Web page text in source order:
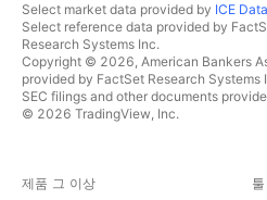
Select market data provided by ICE
Select reference data provided by
Research Systems Inc.
Copyright © 2026, American Bankers
provided by FactSet Research Systems
SEC filings and other documents
© 2026 TradingView, Inc.
제품 그 이상